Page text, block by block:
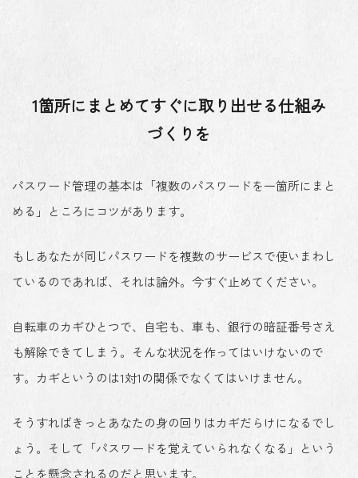
1箇所にまとめてすぐに取り出せる仕組み
づくりを
パスワード管理の基本は「複数のパスワードを一箇所にまと
める」ところにコツがあります。
もしあなたが同じパスワードを複数のサービスで使いまわし
ているのであれば、それは論外。今すぐ止めてください。
自転車のカギひとつで、自宅も、車も、銀行の暗証番号さえ
も解除できてしまう。そんな状況を作ってはいけないので
す。カギというのは1対1の関係でなくてはいけません。
そうすればきっとあなたの身の回りはカギだらけになるでし
ょう。そして「パスワードを覚えていられなくなる」という
ことを懸念されるのだと思います。